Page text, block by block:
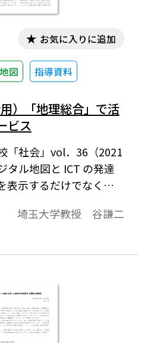
図 指導資料
お気に入りに追加
用）「地理総合」で活
ビス
「社会」vol．36（2021
タル地図と ICT の発達
表示するだけでなく、
登場した。ここではふた
www.flightradar24.com
jp/）
地歴科の新科目「地理
ステムの項で紹介する
る学習でも活用でき
埼玉大学教授 谷謙二